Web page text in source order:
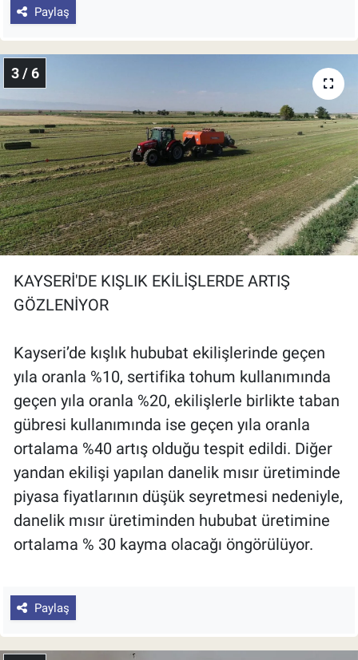
Paylaş
3 / 6
KAYSERİ'DE KIŞLIK EKİLİŞLERDE ARTIŞ
GÖZLENİYOR
Kayseri’de kışlık hububat ekilişlerinde geçen
yıla oranla %10, sertifika tohum kullanımında
geçen yıla oranla %20, ekilişlerle birlikte taban
gübresi kullanımında ise geçen yıla oranla
ortalama %40 artış olduğu tespit edildi. Diğer
yandan ekilişi yapılan danelik mısır üretiminde
piyasa fiyatlarının düşük seyretmesi nedeniyle,
danelik mısır üretiminden hububat üretimine
ortalama % 30 kayma olacağı öngörülüyor.
Paylaş